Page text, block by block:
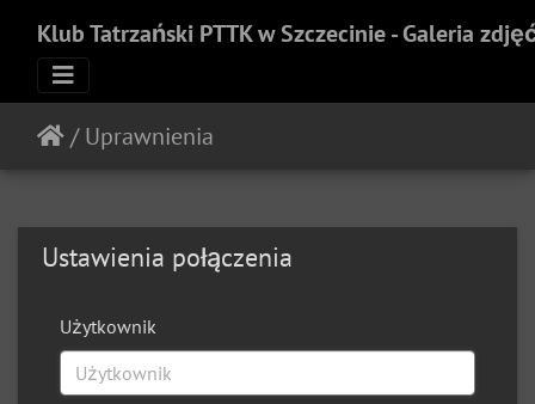
Klub Tatrzański PTTK w Szczecinie - Galeria
/Uprawnienia
Ustawienia połączenia
Użytkownik